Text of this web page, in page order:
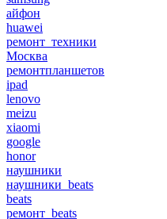
айфон
huawei
ремонт_техники
Москва
ремонтпланшетов
ipad
lenovo
meizu
xiaomi
google
honor
наушники
наушники_beats
beats
ремонт_beats